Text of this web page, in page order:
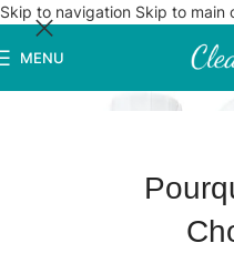
Skip to navigation Skip to main
MENU